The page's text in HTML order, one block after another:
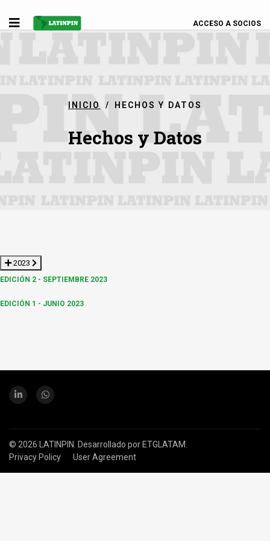
ACCESO A SOCIOS
INICIO HECHOS Y DATOS
Hechos y Datos
2023
EDICIÓN 2 - SEPTIEMBRE 2023
EDICIÓN 1 - JUNIO 2023
© 2026 LATINPIN. Desarrollado por ETGLATAM
Privacy Policy
User Agreement